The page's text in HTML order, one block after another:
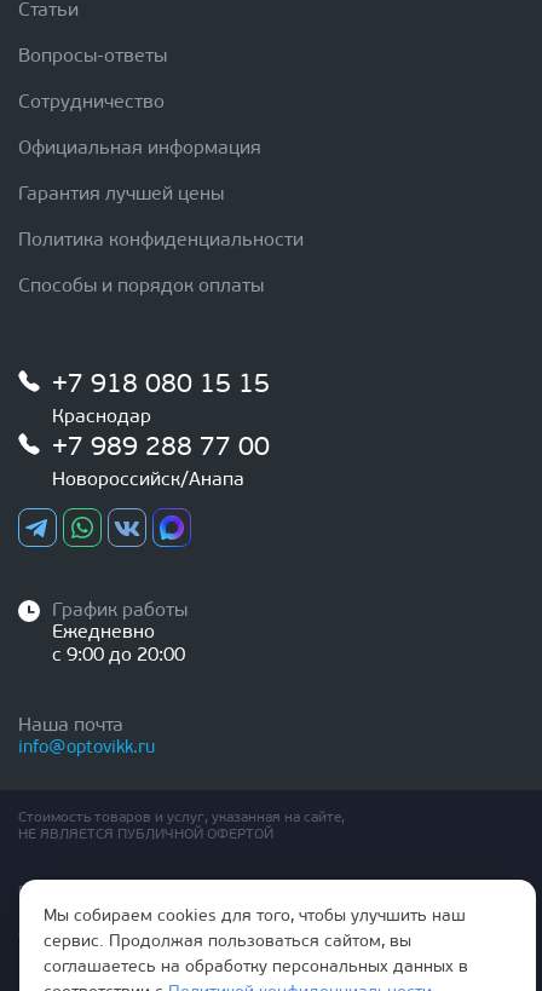
Статьи
Вопросы-ответы
Сотрудничество
Официальная информация
Гарантия лучшей цены
Политика конфиденциальности
Способы и порядок оплаты
+7 918 080 15 15
Краснодар
+7 989 288 77 00
Новороссийск/Анапа
График работы
Ежедневно
с 9:00 до 20:00
Наша почта
info@optovikk.ru
Стоимость товаров и услуг, указанная на сайте,
НЕ ЯВЛЯЕТСЯ ПУБЛИЧНОЙ ОФЕРТОЙ
Правила эксплутации входных и межкомнатных дверей
Политика обработки персональных данных
Согласие на обработку персональных данных
Мы собираем cookies для того, чтобы улучшить наш
сервис. Продолжая пользоваться сайтом, вы
соглашаетесь на обработку персональных данных в